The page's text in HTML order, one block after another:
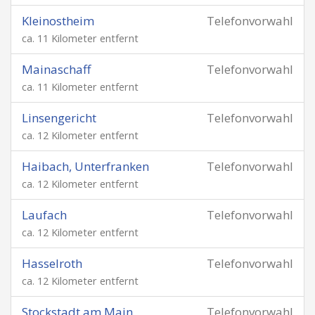
Telefonvorwahl
Kleinostheim
ca. 11 Kilometer entfernt
Telefonvorwahl
Mainaschaff
ca. 11 Kilometer entfernt
Telefonvorwahl
Linsengericht
ca. 12 Kilometer entfernt
Telefonvorwahl
Haibach, Unterfranken
ca. 12 Kilometer entfernt
Telefonvorwahl
Laufach
ca. 12 Kilometer entfernt
Telefonvorwahl
Hasselroth
ca. 12 Kilometer entfernt